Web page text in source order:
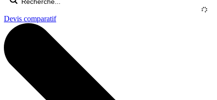
Devis comparatif